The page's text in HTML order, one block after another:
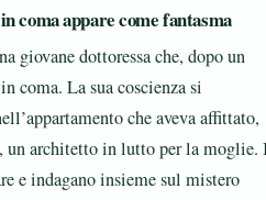
coma appare come fantasma
giovane dottoressa che, dopo un
coma. La sua coscienza si
che aveva affittato,
un architetto in lutto per la moglie.
e indagano insieme sul mistero